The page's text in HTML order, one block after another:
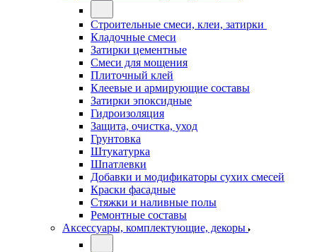
Строительные смеси, клеи, затирки
Кладочные смеси
Затирки цементные
Смеси для мощения
Плиточный клей
Клеевые и армирующие составы
Затирки эпоксидные
Гидроизоляция
Защита, очистка, уход
Грунтовка
Штукатурка
Шпатлевки
Добавки и модификаторы сухих смесей
Краски фасадные
Стяжки и наливные полы
Ремонтные составы
Аксессуары, комплектующие, декоры